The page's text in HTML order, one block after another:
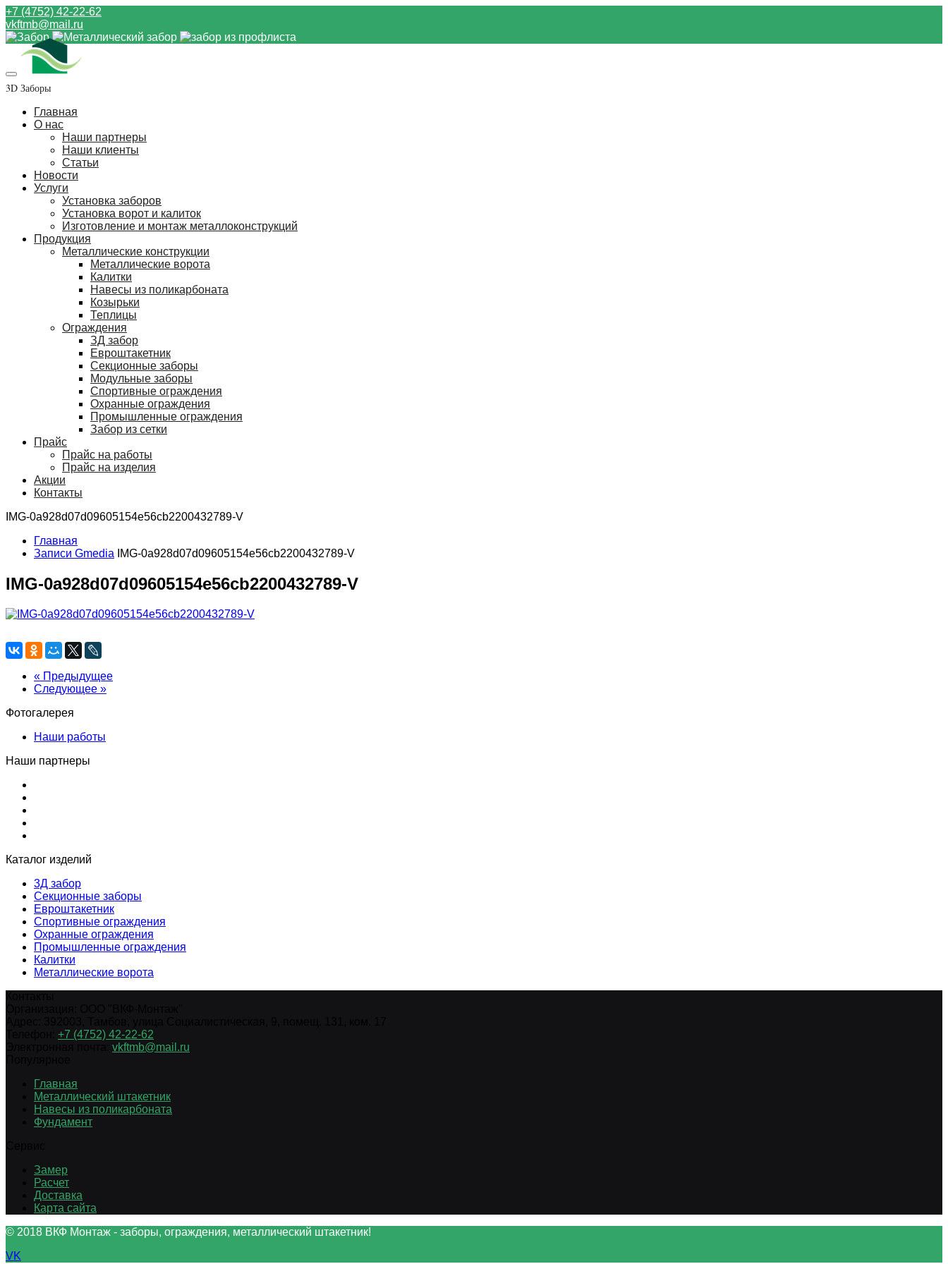
+7 (4752) 42-22-62
vkftmb@mail.ru
3D Заборы
Главная
О нас
Наши партнеры
Наши клиенты
Статьи
Новости
Услуги
Установка заборов
Установка ворот и калиток
Изготовление и монтаж металлоконструкций
Продукция
Металлические конструкции
Металлические ворота
Калитки
Навесы из поликарбоната
Козырьки
Теплицы
Ограждения
ЗД забор
Евроштакетник
Секционные заборы
Модульные заборы
Спортивные ограждения
Охранные ограждения
Промышленные ограждения
Забор из сетки
Прайс
Прайс на работы
Прайс на изделия
Акции
Контакты
IMG-0a928d07d09605154e56cb2200432789-V
Главная
Записи Gmedia
IMG-0a928d07d09605154e56cb2200432789-V
IMG-0a928d07d09605154e56cb2200432789-V
« Предыдущее
Следующее »
Фотогалерея
Наши работы
Наши партнеры
Каталог изделий
3Д забор
Секционные заборы
Евроштакетник
Спортивные ограждения
Охранные ограждения
Промышленные ограждения
Калитки
Металлические ворота
+7 (4752) 42-22-62
vkftmb@mail.ru
Главная
Металлический штакетник
Навесы из поликарбоната
Фундамент
Замер
Расчет
Доставка
Карта сайта
© 2018 ВКФ Монтаж - заборы, ограждения, металлический штакетник!
VK